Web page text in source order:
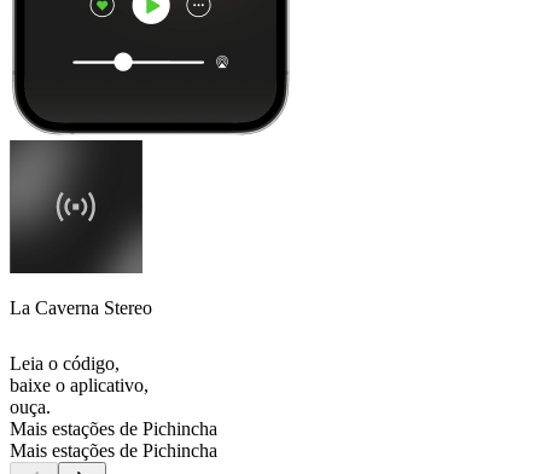
La Caverna Stereo
Leia o código,
baixe o aplicativo,
ouça.
Mais estações de Pichincha
Mais estações de Pichincha